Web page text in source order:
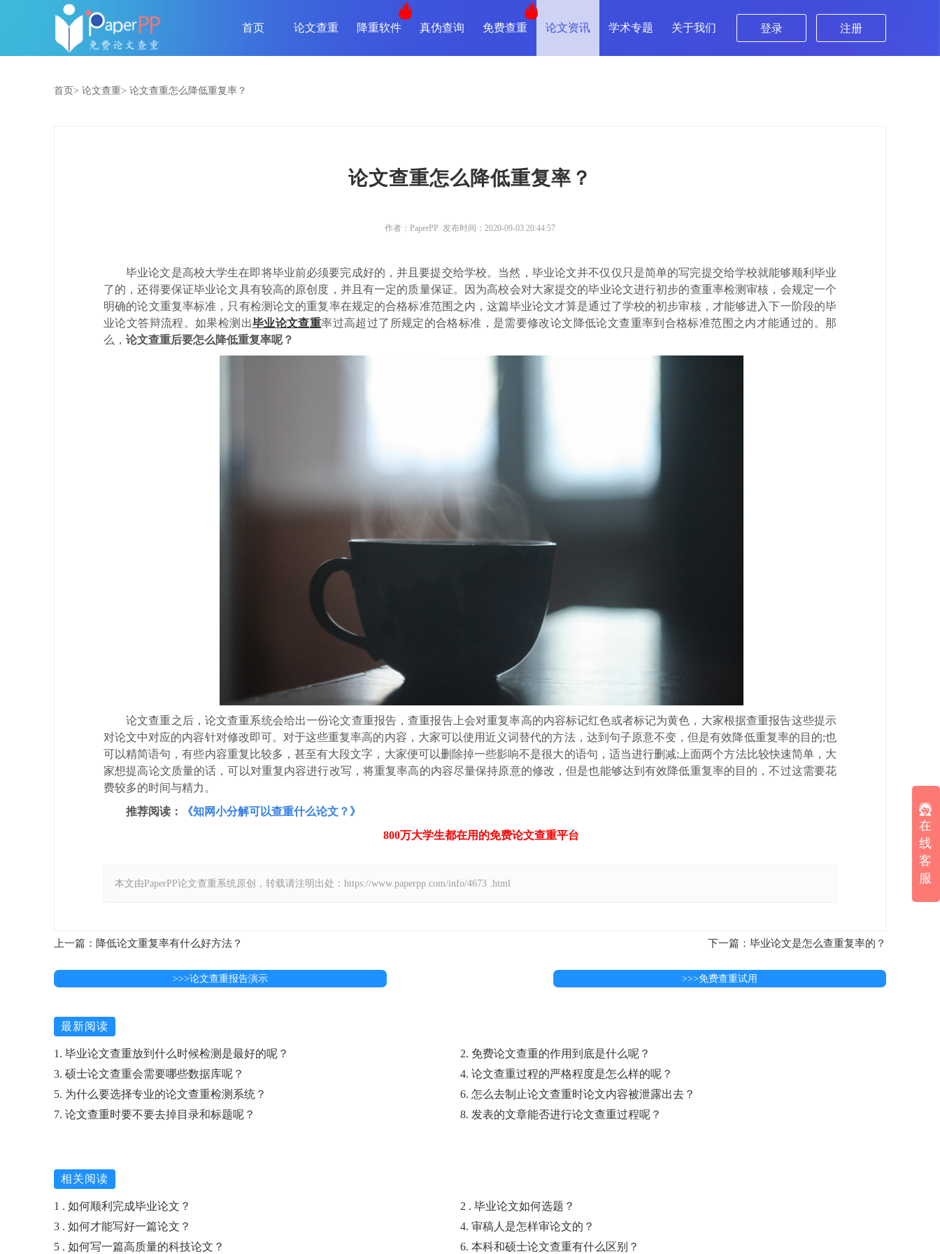
首页 论文查重 降重软件 真伪查询 免费查重 论文资讯 学术专题 关于我们 登录 注册
首页> 论文查重> 论文查重怎么降低重复率？
论文查重怎么降低重复率？
作者：PaperPP 发布时间：2020-09-03 20:44:57
毕业论文是高校大学生在即将毕业前必须要完成好的，并且要提交给学校。当然，毕业论文并不仅仅只是简单的写完提交给学校就能够顺利毕业
了的，还得要保证毕业论文具有较高的原创度，并且有一定的质量保证。因为高校会对大家提交的毕业论文进行初步的查重率检测审核，会规定一个
明确的论文重复率标准，只有检测论文的重复率在规定的合格标准范围之内，这篇毕业论文才算是通过了学校的初步审核，才能够进入下一阶段的毕
业论文答辩流程。如果检测出毕业论文查重率过高超过了所规定的合格标准，是需要修改论文降低论文查重率到合格标准范围之内才能通过的。那
么， 论文查重后要怎么降低重复率呢？
论文查重之后，论文查重系统会给出一份论文查重报告，查重报告上会对重复率高的内容标记红色或者标记为黄色，大家根据查重报告这些提示
对论文中对应的内容针对修改即可。对于这些重复率高的内容，大家可以使用近义词替代的方法，达到句子原意不变，但是有效降低重复率的目的;也
可以精简语句，有些内容重复比较多，甚至有大段文字，大家便可以删除掉一些影响不是很大的语句，适当进行删减;上面两个方法比较快速简单，大
家想提高论文质量的话，可以对重复内容进行改写，将重复率高的内容尽量保持原意的修改，但是也能够达到有效降低重复率的目的，不过这需要花
费较多的时间与精力。
推荐阅读：
《知网小分解可以查重什么论文？》
800万大学生都在用的免费论文查重平台
本文由PaperPP论文查重系统原创，转载请注明出处：https://www.paperpp.com/info/4673 .html
上一篇：降低论文重复率有什么好方法？ 下一篇：毕业论文是怎么查重复率的？
>>>论文查重报告演示 >>>免费查重试用
最新阅读
1. 毕业论文查重放到什么时候检测是最好的呢？
2. 免费论文查重的作用到底是什么呢？
3. 硕士论文查重会需要哪些数据库呢？
4. 论文查重过程的严格程度是怎么样的呢？
5. 为什么要选择专业的论文查重检测系统？
6. 怎么去制止论文查重时论文内容被泄露出去？
7. 论文查重时要不要去掉目录和标题呢？
8. 发表的文章能否进行论文查重过程呢？
相关阅读
1 . 如何顺利完成毕业论文？
2 . 毕业论文如何选题？
3 . 如何才能写好一篇论文？
4. 审稿人是怎样审论文的？
5 . 如何写一篇高质量的科技论文？
6. 本科和硕士论文查重有什么区别？
在
线
客
服